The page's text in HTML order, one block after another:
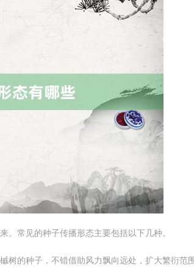
常见的种子传播形态主要包括以下几种。
的种子，不错借助风力飘向远处，扩大繁衍范围